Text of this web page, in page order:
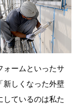
ームといったサ
新しくなった外壁
しているのは私た